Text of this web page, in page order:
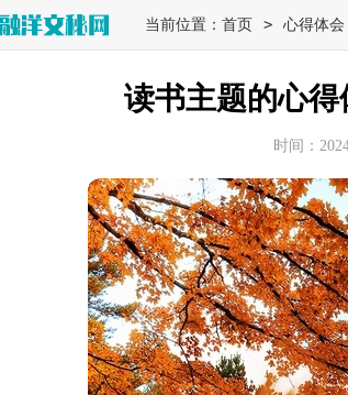
当前位置： 首页 > 心得体会
读书主题的心得
时间：